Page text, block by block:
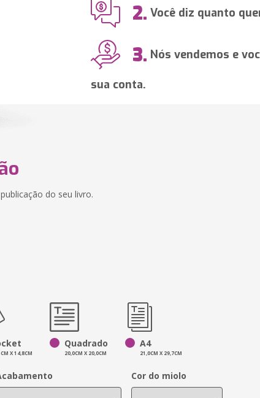
2. Você diz quanto
3. Nós vendemos e
sua conta.
do seu livro.
X 14,8CM
Quadrado
20,0CM X 20,0CM
A4
21,0CM X 29,7CM
Cor do miolo